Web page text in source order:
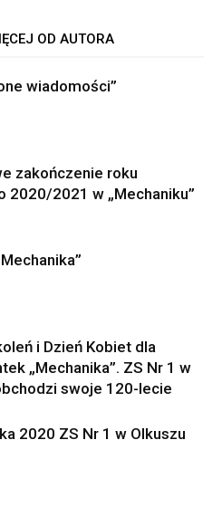
OD AUTORA
wiadomości”
zakończenie roku
2020/2021 w „Mechaniku”
i Dzień Kobiet dla
„Mechanika”. ZS Nr 1 w
swoje 120-lecie
2020 ZS Nr 1 w Olkuszu